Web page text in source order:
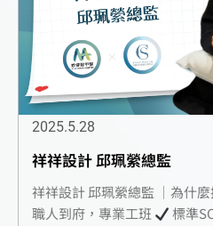
2025.5.28
祥祥設計 邱珮縈總監
祥祥設計 邱珮縈總監 ｜為什
職人到府，專業工班
標準